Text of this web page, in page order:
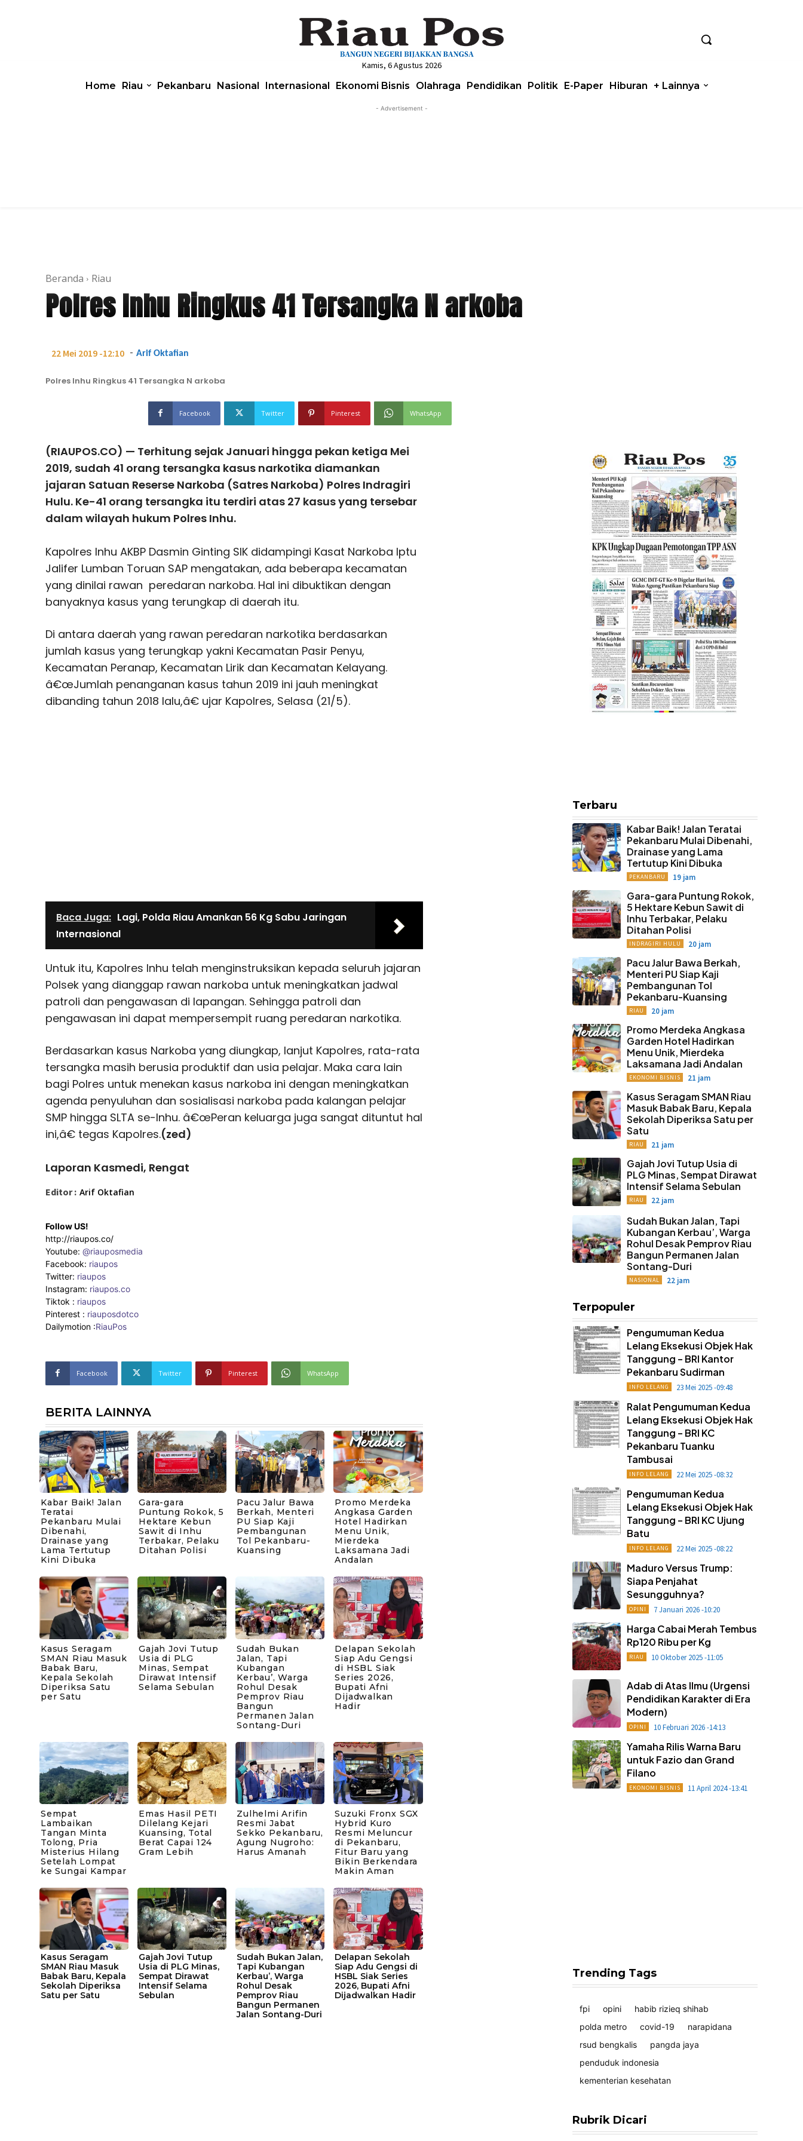
Kamis, 6 Agustus 2026
Home Riau Pekanbaru Nasional Internasional Ekonomi Bisnis Olahraga Pendidikan Politik E-Paper Hiburan + Lainnya
- Advertisement -
Beranda Riau
Polres Inhu Ringkus 41 Tersangka N arkoba
22 Mei 2019 -12:10 - Arif Oktafian
Polres Inhu Ringkus 41 Tersangka N arkoba
Facebook Twitter Pinterest WhatsApp
(RIAUPOS.CO) — Terhitung sejak Januari hingga pekan ketiga Mei
2019, sudah 41 orang tersangka kasus narkotika diamankan
jajaran Satuan Reserse Narkoba (Satres Narkoba) Polres Indragiri
Hulu. Ke-41 orang tersangka itu terdiri atas 27 kasus yang tersebar
dalam wilayah hukum Polres Inhu.
Kapolres Inhu AKBP Dasmin Ginting SIK didampingi Kasat Narkoba Iptu
Jalifer Lumban Toruan SAP mengatakan, ada beberapa kecamatan
yang dinilai rawan peredaran narkoba. Hal ini dibuktikan dengan
banyaknya kasus yang terungkap di daerah itu.
Di antara daerah yang rawan peredaran narkotika berdasarkan
jumlah kasus yang terungkap yakni Kecamatan Pasir Penyu,
Kecamatan Peranap, Kecamatan Lirik dan Kecamatan Kelayang.
â€œJumlah penanganan kasus tahun 2019 ini jauh meningkat
dibanding tahun 2018 lalu,â€ ujar Kapolres, Selasa (21/5).
Baca Juga: Lagi, Polda Riau Amankan 56 Kg Sabu Jaringan
Internasional
Untuk itu, Kapolres Inhu telah menginstruksikan kepada seluruh jajaran
Polsek yang dianggap rawan narkoba untuk meningkatkan jadwal
patroli dan pengawasan di lapangan. Sehingga patroli dan
pengawasan ini dapat mempersempit ruang peredaran narkotika.
Berdasarkan kasus Narkoba yang diungkap, lanjut Kapolres, rata-rata
tersangka masih berusia produktif dan usia pelajar. Maka cara lain
bagi Polres untuk menekan kasus narkoba ini dengan meningkatkan
agenda penyuluhan dan sosialisasi narkoba pada kalangan pelajar
SMP hingga SLTA se-Inhu. â€œPeran keluarga juga sangat dituntut hal
ini,â€ tegas Kapolres.(zed)
Laporan Kasmedi, Rengat
Editor : Arif Oktafian
Follow US!
http://riaupos.co/
Youtube: @riauposmedia
Facebook: riaupos
Twitter: riaupos
Instagram: riaupos.co
Tiktok : riaupos
Pinterest : riauposdotco
Dailymotion :RiauPos
Facebook Twitter Pinterest WhatsApp
BERITA LAINNYA
Kabar Baik! Jalan
Teratai
Pekanbaru Mulai
Dibenahi,
Drainase yang
Lama Tertutup
Kini Dibuka
Gara-gara
Puntung Rokok, 5
Hektare Kebun
Sawit di Inhu
Terbakar, Pelaku
Ditahan Polisi
Pacu Jalur Bawa
Berkah, Menteri
PU Siap Kaji
Pembangunan
Tol Pekanbaru-
Kuansing
Promo Merdeka
Angkasa Garden
Hotel Hadirkan
Menu Unik,
Mierdeka
Laksamana Jadi
Andalan
Kasus Seragam
SMAN Riau Masuk
Babak Baru,
Kepala Sekolah
Diperiksa Satu
per Satu
Gajah Jovi Tutup
Usia di PLG
Minas, Sempat
Dirawat Intensif
Selama Sebulan
Sudah Bukan
Jalan, Tapi
Kubangan
Kerbau’, Warga
Rohul Desak
Pemprov Riau
Bangun
Permanen Jalan
Sontang-Duri
Delapan Sekolah
Siap Adu Gengsi
di HSBL Siak
Series 2026,
Bupati Afni
Dijadwalkan
Hadir
Sempat
Lambaikan
Tangan Minta
Tolong, Pria
Misterius Hilang
Setelah Lompat
ke Sungai Kampar
Emas Hasil PETI
Dilelang Kejari
Kuansing, Total
Berat Capai 124
Gram Lebih
Zulhelmi Arifin
Resmi Jabat
Sekko Pekanbaru,
Agung Nugroho:
Harus Amanah
Suzuki Fronx SGX
Hybrid Kuro
Resmi Meluncur
di Pekanbaru,
Fitur Baru yang
Bikin Berkendara
Makin Aman
Kasus Seragam
SMAN Riau Masuk
Babak Baru, Kepala
Sekolah Diperiksa
Satu per Satu
Gajah Jovi Tutup
Usia di PLG Minas,
Sempat Dirawat
Intensif Selama
Sebulan
Sudah Bukan Jalan,
Tapi Kubangan
Kerbau’, Warga
Rohul Desak
Pemprov Riau
Bangun Permanen
Jalan Sontang-Duri
Delapan Sekolah
Siap Adu Gengsi di
HSBL Siak Series
2026, Bupati Afni
Dijadwalkan Hadir
Terbaru
Kabar Baik! Jalan Teratai
Pekanbaru Mulai Dibenahi,
Drainase yang Lama
Tertutup Kini Dibuka
PEKANBARU 19 jam
Gara-gara Puntung Rokok,
5 Hektare Kebun Sawit di
Inhu Terbakar, Pelaku
Ditahan Polisi
INDRAGIRI HULU 20 jam
Pacu Jalur Bawa Berkah,
Menteri PU Siap Kaji
Pembangunan Tol
Pekanbaru-Kuansing
RIAU 20 jam
Promo Merdeka Angkasa
Garden Hotel Hadirkan
Menu Unik, Mierdeka
Laksamana Jadi Andalan
EKONOMI BISNIS 21 jam
Kasus Seragam SMAN Riau
Masuk Babak Baru, Kepala
Sekolah Diperiksa Satu per
Satu
RIAU 21 jam
Gajah Jovi Tutup Usia di
PLG Minas, Sempat Dirawat
Intensif Selama Sebulan
RIAU 22 jam
Sudah Bukan Jalan, Tapi
Kubangan Kerbau’, Warga
Rohul Desak Pemprov Riau
Bangun Permanen Jalan
Sontang-Duri
NASIONAL 22 jam
Terpopuler
Pengumuman Kedua
Lelang Eksekusi Objek Hak
Tanggung – BRI Kantor
Pekanbaru Sudirman
INFO LELANG 23 Mei 2025 -09:48
Ralat Pengumuman Kedua
Lelang Eksekusi Objek Hak
Tanggung – BRI KC
Pekanbaru Tuanku
Tambusai
INFO LELANG 22 Mei 2025 -08:32
Pengumuman Kedua
Lelang Eksekusi Objek Hak
Tanggung – BRI KC Ujung
Batu
INFO LELANG 22 Mei 2025 -08:22
Maduro Versus Trump:
Siapa Penjahat
Sesungguhnya?
OPINI 7 Januari 2026 -10:20
Harga Cabai Merah Tembus
Rp120 Ribu per Kg
RIAU 10 Oktober 2025 -11:05
Adab di Atas Ilmu (Urgensi
Pendidikan Karakter di Era
Modern)
OPINI 10 Februari 2026 -14:13
Yamaha Rilis Warna Baru
untuk Fazio dan Grand
Filano
EKONOMI BISNIS 11 April 2024 -13:41
Trending Tags
fpi opini
habib rizieq shihab
polda metro
covid-19
narapidana
rsud bengkalis
pangda jaya
penduduk indonesia
kementerian kesehatan
Rubrik Dicari